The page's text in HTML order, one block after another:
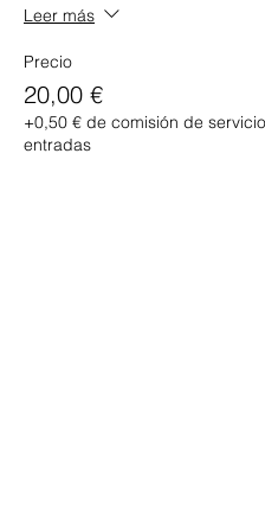
Leer más
Precio
20,00 €
+0,50 € de comisión de
entradas